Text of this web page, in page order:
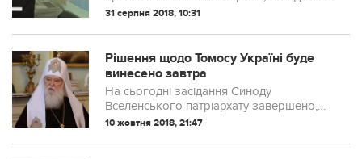
гарячу лінію пошуковців надходять
31 серпня 2018, 10:31
Рішення щодо Томосу Україні буде
винесено завтра
На сьогодні засідання Синоду
Вселенського патріархату завершено,
рішення по українському питанню
10 жовтня 2018, 21:47